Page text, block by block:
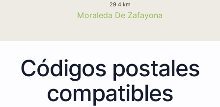
29.4 km
Moraleda De Zafayona
Códigos postales
compatibles